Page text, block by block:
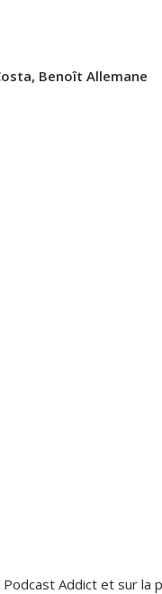
Benoît Allemane
Addict et sur la